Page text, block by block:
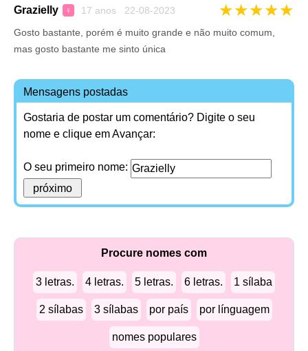
Grazielly ♀ 17 anos 22-08-2023 ★★★★★
Gosto bastante, porém é muito grande e não muito comum,
mas gosto bastante me sinto única
Mensagens postadas
Gostaria de postar um comentário? Digite o seu
nome e clique em Avançar:
O seu primeiro nome:
Procure nomes com
3 letras. 4 letras. 5 letras. 6 letras. 1 sílaba
2 sílabas 3 sílabas por país por línguagem
nomes populares